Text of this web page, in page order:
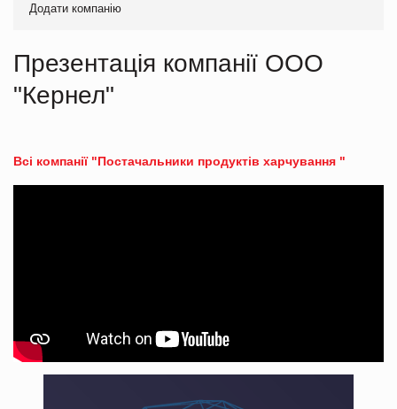
Додати компанію
Презентація компанії ООО
"Кернел"
Всі компанії "Постачальники продуктів харчування "